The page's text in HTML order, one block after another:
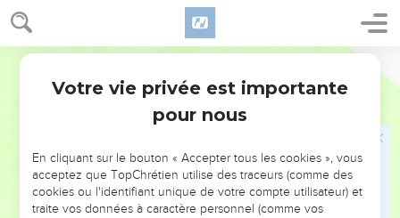
Proverbes 26
19 voilà ce qu’est un homme qui trompe son prochain et qui
dit : « N'était-ce pas pour plaisanter ? »
20
personne pour critiquer, le conflit s'apaise.
Il faut du charbon pour alimenter un brasier, du bois pour
dispute.
Les paroles du critiqueur sont comme des friandises : elles
descendent au plus profond de l'être.
Votre vie privée est importante
pour nous
En cliquant sur le bouton « Accepter tous les cookies », vous
acceptez que TopChrétien utilise des traceurs (comme des
cookies ou l'identifiant unique de votre compte utilisateur) et
traite vos données à caractère personnel (comme vos